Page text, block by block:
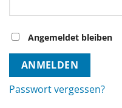
Angemeldet bleiben
ANMELDEN
Passwort vergessen?